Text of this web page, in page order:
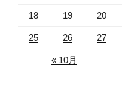
18 19 20
25 26 27
« 10月